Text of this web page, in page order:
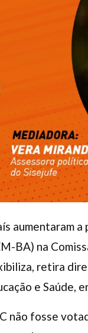
aumentaram a
na
retira
e Saúde,
não fosse